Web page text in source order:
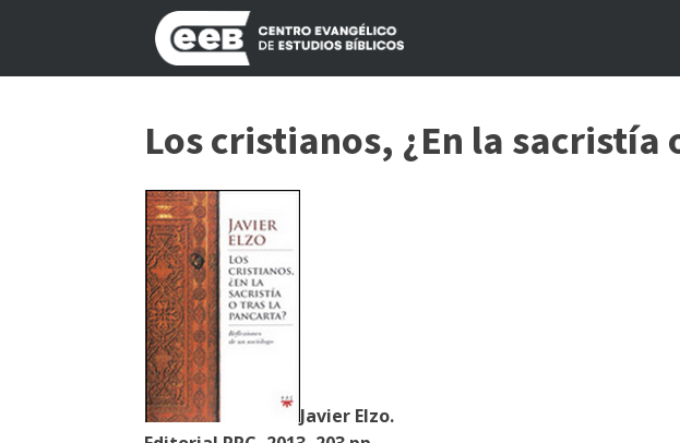
Los cristianos, ¿En la sacristía
Javier Elzo.